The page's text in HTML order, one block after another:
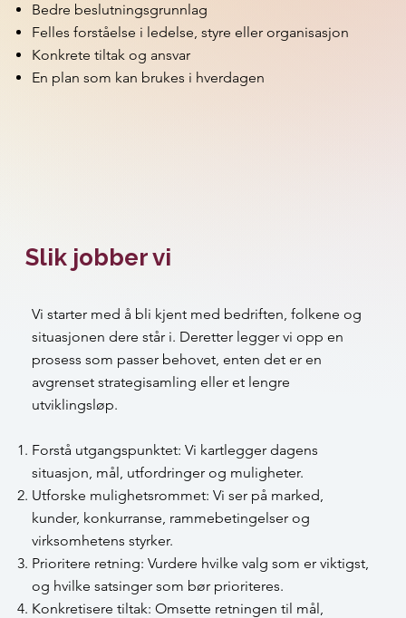
Bedre beslutningsgrunnlag
Felles forståelse i ledelse, styre eller organisasjon
Konkrete tiltak og ansvar
En plan som kan brukes i hverdagen
Slik jobber vi
Vi starter med å bli kjent med bedriften, folkene og
situasjonen dere står i. Deretter legger vi opp en
prosess som passer behovet, enten det er en
avgrenset strategisamling eller et lengre
utviklingsløp.
Forstå utgangspunktet: Vi kartlegger dagens
situasjon, mål, utfordringer og muligheter.
Utforske mulighetsrommet: Vi ser på marked,
kunder, konkurranse, rammebetingelser og
virksomhetens styrker.
Prioritere retning: Vurdere hvilke valg som er viktigst,
og hvilke satsinger som bør prioriteres.
Konkretisere tiltak: Omsette retningen til mål,